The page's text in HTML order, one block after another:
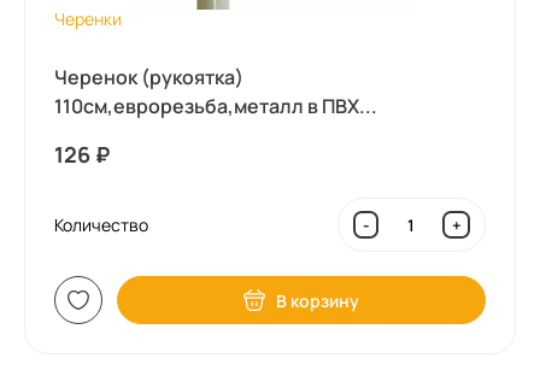
Черенки
Черенок (рукоятка)
110см,еврорезьба,металл в ПВХ...
126 ₽
Количество - +
В корзину